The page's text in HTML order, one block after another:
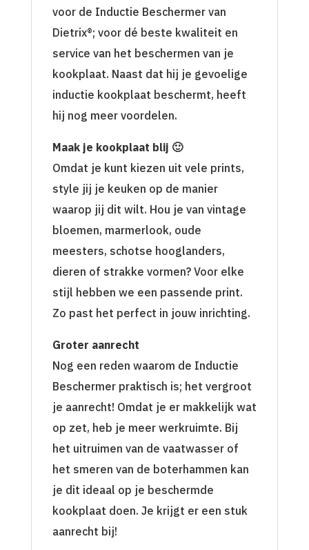
voor de Inductie Beschermer van
Dietrix®; voor dé beste kwaliteit en
service van het beschermen van je
kookplaat. Naast dat hij je gevoelige
inductie kookplaat beschermt, heeft
hij nog meer voordelen.
Maak je kookplaat blij 🙂
Omdat je kunt kiezen uit vele prints,
style jij je keuken op de manier
waarop jij dit wilt. Hou je van vintage
bloemen, marmerlook, oude
meesters, schotse hooglanders,
dieren of strakke vormen? Voor elke
stijl hebben we een passende print.
Zo past het perfect in jouw inrichting.
Groter aanrecht
Nog een reden waarom de Inductie
Beschermer praktisch is; het vergroot
je aanrecht! Omdat je er makkelijk wat
op zet, heb je meer werkruimte. Bij
het uitruimen van de vaatwasser of
het smeren van de boterhammen kan
je dit ideaal op je beschermde
kookplaat doen. Je krijgt er een stuk
aanrecht bij!